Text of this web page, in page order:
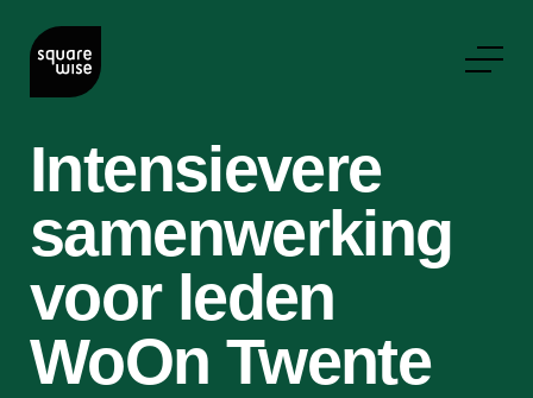
Intensievere
samenwerking
voor leden
WoOn Twente